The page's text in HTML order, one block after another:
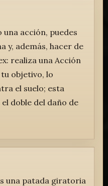
acción, puedes
y, además, hacer de
realiza una Acción
objetivo, lo
el suelo; esta
doble del daño de
una patada giratoria